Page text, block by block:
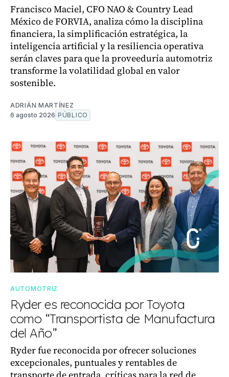
Francisco Maciel, CFO NAO & Country Lead
México de FORVIA, analiza cómo la disciplina
financiera, la simplificación estratégica, la
inteligencia artificial y la resiliencia operativa
serán claves para que la proveeduría automotriz
transforme la volatilidad global en valor
sostenible.
ADRIÁN MARTÍNEZ
6 agosto 2026 PÚBLICO
AUTOMOTRIZ
Ryder es reconocida por Toyota
como “Transportista de Manufactura
del Año”
Ryder fue reconocida por ofrecer soluciones
excepcionales, puntuales y rentables de